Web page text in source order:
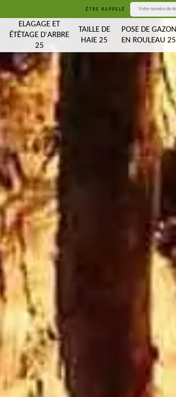
ÊTRE RAPPELÉ
ELAGAGE ET
ÉTÊTAGE D'ARBRE
25
TAILLE DE
HAIE 25
POSE DE GAZON
EN ROULEAU 25